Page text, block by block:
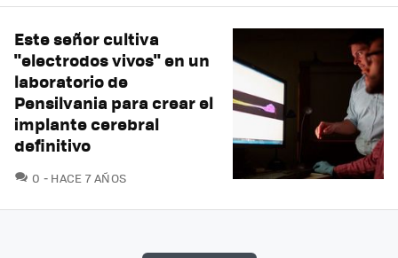
Este señor cultiva
"electrodos vivos" en un
laboratorio de
Pensilvania para crear el
implante cerebral
definitivo
0 COMENTARIOS
HACE 7 AÑOS